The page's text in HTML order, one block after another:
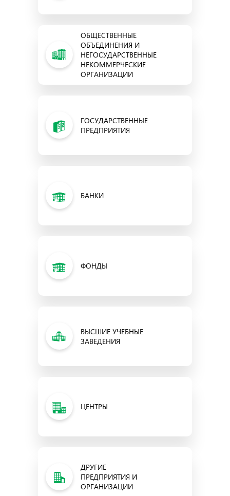
ОБЩЕСТВЕННЫЕ
ОБЪЕДИНЕНИЯ И
НЕГОСУДАРСТВЕННЫЕ
НЕКОММЕРЧЕСКИЕ
ОРГАНИЗАЦИИ
ГОСУДАРСТВЕННЫЕ
ПРЕДПРИЯТИЯ
БАНКИ
ФОНДЫ
ВЫСШИЕ УЧЕБНЫЕ
ЗАВЕДЕНИЯ
ЦЕНТРЫ
ДРУГИЕ
ПРЕДПРИЯТИЯ И
ОРГАНИЗАЦИИ